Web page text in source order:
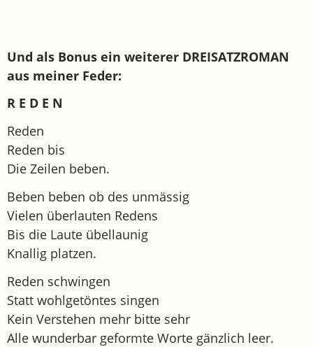
Und als Bonus ein weiterer DREISATZROMAN
aus meiner Feder:
R E D E N
Reden
Reden bis
Die Zeilen beben.
Beben beben ob des unmässig
Vielen überlauten Redens
Bis die Laute übellaunig
Knallig platzen.
Reden schwingen
Statt wohlgetöntes singen
Kein Verstehen mehr bitte sehr
Alle wunderbar geformte Worte gänzlich leer.